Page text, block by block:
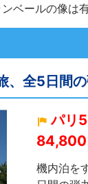
ベールの像は有
、全5日間